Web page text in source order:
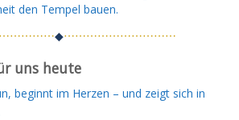
den Tempel bauen.
◆⋯⋯⋯⋯⋯⋯⋯⋯⋯⋯
uns heute
beginnt im Herzen – und zeigt sich in